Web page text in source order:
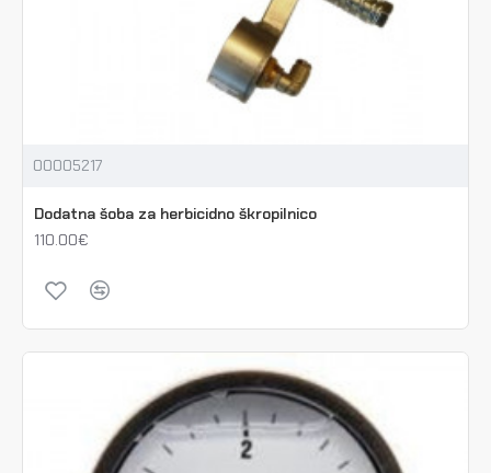
00005217
Dodatna šoba za herbicidno škropilnico
110.00€